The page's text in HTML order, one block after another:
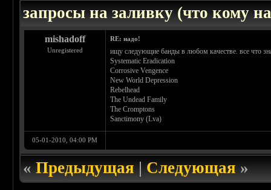
запросы на заливку (что кому
mishadoff
Unregistered
RE: надо!
ищу следующие банды в любом качестве. все что
Systematic Eradication
Corrosive Vengence
New World Depression
Rebelhead
The Undead Family
The Cromptons
Sanctimony (Lva)
05-01-2010, 04:00 PM
«Предыдущая|Следующая»